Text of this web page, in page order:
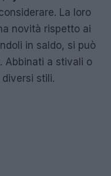
La loro
novità rispetto ai
in saldo, si può
Abbinati a stivali o
stili.